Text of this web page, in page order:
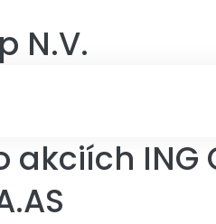
N.V.
ING